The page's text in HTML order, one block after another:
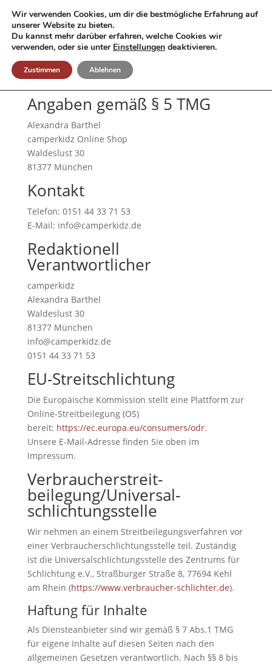
Angaben gemäß § 5 TMG
Alexandra Barthel
camperkidz Online Shop
Waldeslust 30
81377 München
Kontakt
Telefon: 0151 44 33 71 53
E-Mail: info@camperkidz.de
Redaktionell
Verantwortlicher
camperkidz
Alexandra Barthel
Waldeslust 30
81377 München
info@camperkidz.de
0151 44 33 71 53
EU-Streitschlichtung
Die Europäische Kommission stellt eine Plattform zur
Online-Streitbeilegung (OS)
bereit: https://ec.europa.eu/consumers/odr.
Unsere E-Mail-Adresse finden Sie oben im
Impressum.
Verbraucher­streit­
beilegung/Universal­
schlichtungs­stelle
Wir nehmen an einem Streitbeilegungsverfahren vor
einer Verbraucherschlichtungsstelle teil. Zuständig
ist die Universalschlichtungsstelle des Zentrums für
Schlichtung e.V., Straßburger Straße 8, 77694 Kehl
am Rhein (https://www.verbraucher-schlichter.de).
Haftung für Inhalte
Als Diensteanbieter sind wir gemäß § 7 Abs.1 TMG
für eigene Inhalte auf diesen Seiten nach den
allgemeinen Gesetzen verantwortlich. Nach §§ 8 bis
Wir verwenden Cookies, um dir die bestmögliche Erfahrung auf
unserer Website zu bieten.
Du kannst mehr darüber erfahren, welche Cookies wir
verwenden, oder sie unter Einstellungen deaktivieren.
Zustimmen Ablehnen